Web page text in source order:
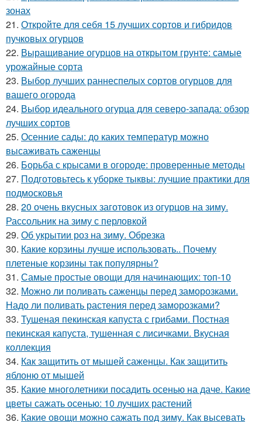
зонах
21. Откройте для себя 15 лучших сортов и гибридов
пучковых огурцов
22. Выращивание огурцов на открытом грунте: самые
урожайные сорта
23. Выбор лучших раннеспелых сортов огурцов для
вашего огорода
24. Выбор идеального огурца для северо-запада: обзор
лучших сортов
25. Осенние сады: до каких температур можно
высаживать саженцы
26. Борьба с крысами в огороде: проверенные методы
27. Подготовьтесь к уборке тыквы: лучшие практики для
подмосковья
28. 20 очень вкусных заготовок из огурцов на зиму.
Рассольник на зиму с перловкой
29. Об укрытии роз на зиму. Обрезка
30. Какие корзины лучше использовать.. Почему
плетеные корзины так популярны?
31. Самые простые овощи для начинающих: топ-10
32. Можно ли поливать саженцы перед заморозками.
Надо ли поливать растения перед заморозками?
33. Тушеная пекинская капуста с грибами. Постная
пекинская капуста, тушенная с лисичками. Вкусная
коллекция
34. Как защитить от мышей саженцы. Как защитить
яблоню от мышей
35. Какие многолетники посадить осенью на даче. Какие
цветы сажать осенью: 10 лучших растений
36. Какие овощи можно сажать под зиму. Как высевать